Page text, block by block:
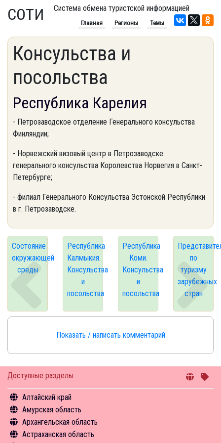
СОТИ Система обмена туристской информацией
Главная Регионы Темы
Доступные разделы
Алтайский край
Общая информация
Объекты туристского притяжения
Инфрастуктура туризма
Амурская область
Общая информация
Объекты туристского притяжения
Архангельская область
Общая информация
Астраханская область
Консульства и
посольства
Республика Карелия
- Петрозаводское отделение Генерального консульства
Финляндии;
- Норвежский визовый центр в Петрозаводске
генерального консульства Королевства Норвегия в Санкт-
Петербурге;
- филиал Генерального Консульства Эстонской Республики
в г. Петрозаводске.
Состояние
окружающей
среды
Республика
Калмыкия.
Консульства
и
посольства
Республика
Коми.
Консульства
и
посольства
по
туризму
зарубежных
стран
Показать / написать комментарий